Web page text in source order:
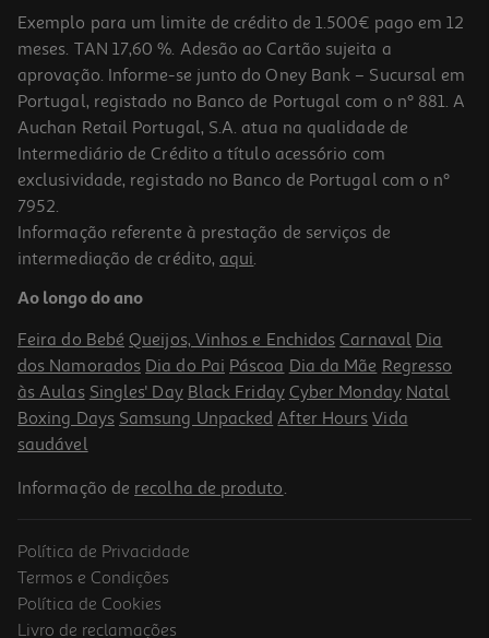
Rato Sem Fio Silencioso Qilive Csr Verde
9.99 €/un
9,99 €
Exemplo para um limite de crédito de 1.500€ pago em 12
meses. TAN 17,60 %. Adesão ao Cartão sujeita a
aprovação. Informe-se junto do Oney Bank – Sucursal em
Portugal, registado no Banco de Portugal com o nº 881. A
Auchan Retail Portugal, S.A. atua na qualidade de
Intermediário de Crédito a título acessório com
exclusividade, registado no Banco de Portugal com o nº
7952.
Informação referente à prestação de serviços de
intermediação de crédito, aqui.
Ao longo do ano
Feira do Bebé Queijos, Vinhos e Enchidos Carnaval Dia
dos Namorados Dia do Pai Páscoa Dia da Mãe Regresso
às Aulas Singles' Day Black Friday Cyber Monday Natal
Boxing Days Samsung Unpacked After Hours Vida
saudável
Informação de recolha de produto.
Política de Privacidade
Termos e Condições
Política de Cookies
Livro de reclamações